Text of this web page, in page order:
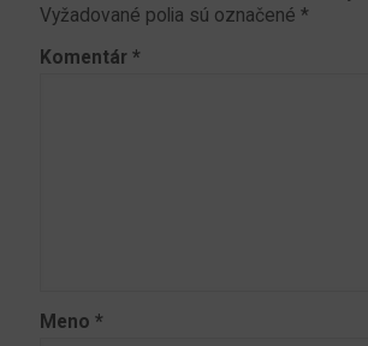
Vyžadované polia sú označené *
Komentár *
Meno *